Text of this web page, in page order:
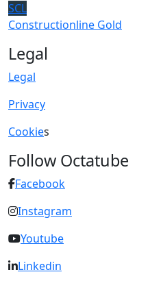
SCL
Constructionline Gold
Legal
Legal
Privacy
Cookies
Follow Octatube
Facebook
Instagram
Youtube
Linkedin